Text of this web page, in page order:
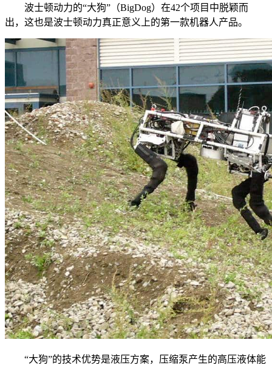
波士顿动力的“大狗”（BigDog）在42个项目中脱颖而
出，这也是波士顿动力真正意义上的第一款机器人产品。
“大狗”的技术优势是液压方案，压缩泵产生的高压液体能